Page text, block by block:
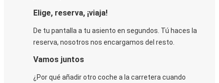
Elige, reserva, ¡viaja!
De tu pantalla a tu asiento en segundos. Tú haces la
reserva, nosotros nos encargamos del resto.
Vamos juntos
¿Por qué añadir otro coche a la carretera cuando